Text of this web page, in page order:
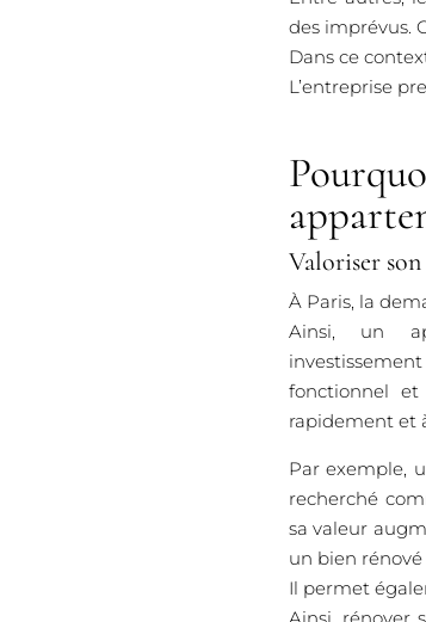
des imprévus.
Dans ce
L’entreprise
Valoriser
À Paris, la
Ainsi, un
fonctionnel
rapidement et
Par exemple,
recherché
sa valeur
un bien
Il permet